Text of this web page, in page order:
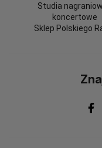
Studia
koncertowe
Sklep Polskiego